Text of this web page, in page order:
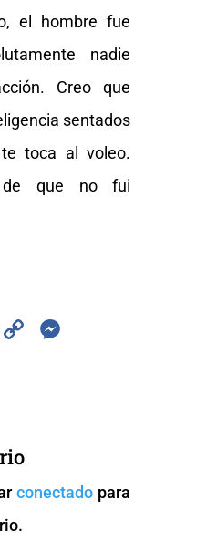
el hombre fue
nadie
Creo que
sentados
toca al voleo.
de que no fui
W
C
k
er
conectado para